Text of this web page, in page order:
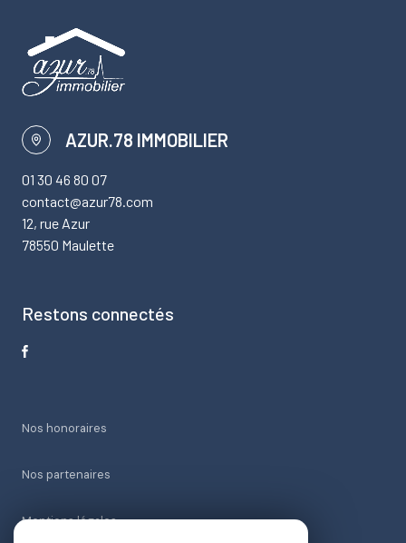
AZUR.78 IMMOBILIER
01 30 46 80 07
contact@azur78.com
12, rue Azur
78550 Maulette
Restons connectés
Nos honoraires
Nos partenaires
Mentions légales